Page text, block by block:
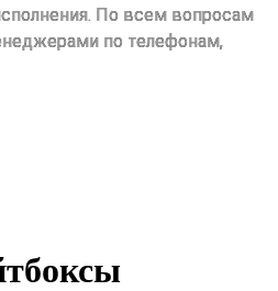
По всем вопросам
по телефонам,